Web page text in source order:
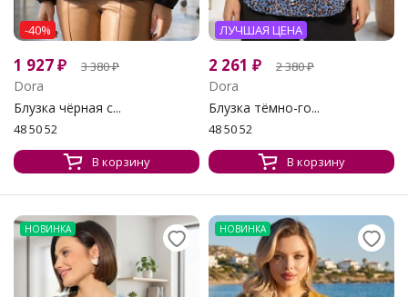
-40%
1 927₽ 3 380₽
Dora
Блузка чёрная с...
48 50 52
В корзину
ЛУЧШАЯ ЦЕНА
2 261 ₽ 2 380₽
Dora
Блузка тёмно-го...
48 50 52
В корзину
НОВИНКА НОВИНКА